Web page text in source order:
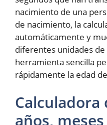
nacimiento de una
de nacimiento, la
automáticamente y
diferentes unidades de
herramienta sencilla
rápidamente la edad
Calculadora
años,